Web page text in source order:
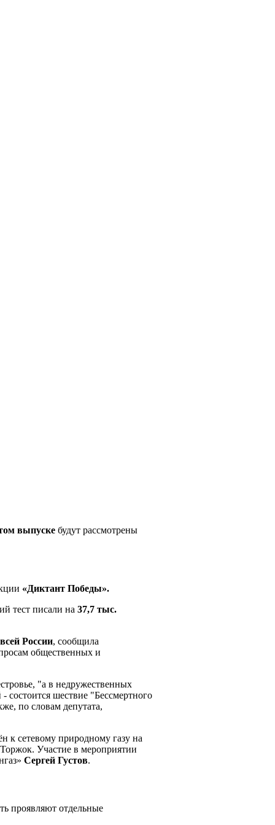
выпуске будут рассмотрены
«Диктант Победы».
тест писали на 37,7 тыс.
России, сообщила
общественных и
"а в недружественных
состоится шествие "Бессмертного
по словам депутата,
к сетевому природному газу на
Участие в мероприятии
Сергей Густов.
проявляют отдельные